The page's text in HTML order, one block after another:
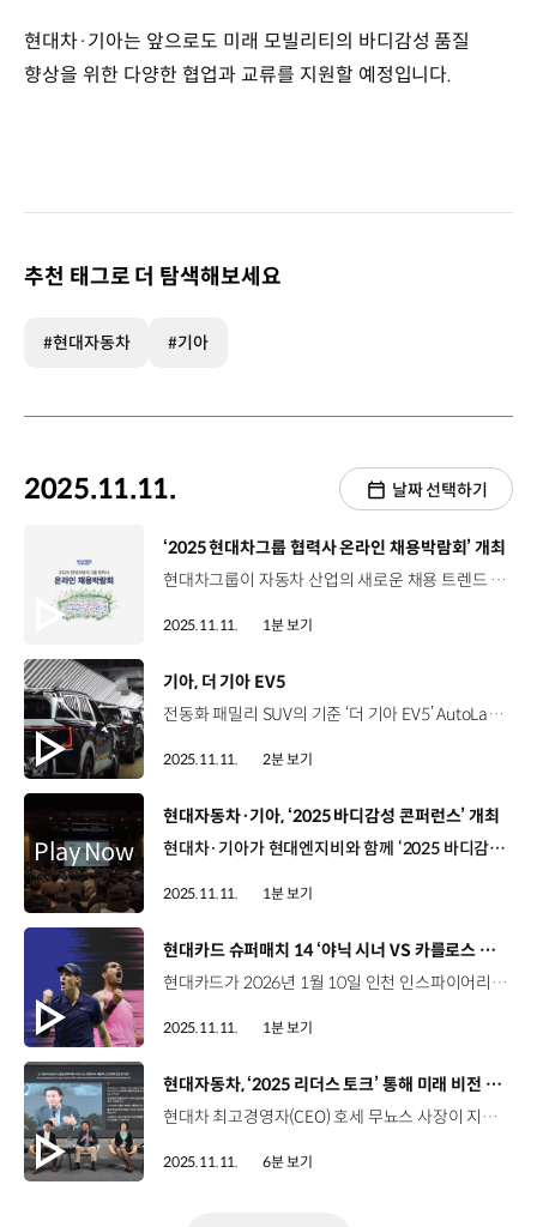
현대차·기아는 앞으로도 미래 모빌리티의 바디감성 품질
향상을 위한 다양한 협업과 교류를 지원할 예정입니다.
추천 태그로 더 탐색해보세요
#현대자동차 #기아
2025.11.11. 날짜 선택하기
[동영상]
‘2025 현대차그룹 협력사 온라인 채용박람회’ 개최
현대차그룹이 자동차 산업의 새로운 채용 트렌드 구축과 고용시장 활성화를 위해 ‘2025 현대차그룹 협력사 온라인 채용박람회’를 진행하고 있습니다. 올해로 14회째를 맞는 이번 채용박람회는 11월 3일부터 14일까지 2주간, 국내 최대 취업포털 '사람인'과 협업해 온라인 방식으로 진행되고 있는데요. 현대차·기아 부품협력사와 정비협력사, 사내 스타트업 및 현대모비스 협력사 등 600여 개 업체가 참여합니다. ‘사람인’ 홈페이지 내 ‘현대차그룹 협력사 채용관'에서는 협력사 실시간 채용정보와 AI 취업 지원 서비스, 현직자 및 전문가 상담 게시판 등이 운영되며, 온라인박람회 종료 후에는 ‘현대차그룹 협력사 채용관'을 수시채용관으로 리뉴얼해 연중 상시 운영할 예정입니다.
2025.11.11. 1분 보기
[동영상]
기아, 더 기아 EV5
전동화 패밀리 SUV의 기준 ‘더 기아 EV5’ AutoLand 광주에서 생산되는 첫 전용 전기차 EV5 기아의 5번째 전용 전기차 모델 EV5 ‘오퍼짓 유나이티드’를 구현한 강인하면서 미래지향적인 외장 디자인 정통 SUV 바디타입 기반의 뛰어난 공간 활용성 ‘패밀리카’라는 타이틀에 걸맞은 동급 최고 수준 안전· 편의 사양 고성능 NCM 배터리 적용 1회 충전 주행가능거리 460km 확보 AutoLand 광주 - EV5 생산라인 및 전용 배터리 장착 공정 라인 구축 국내 소비자 니즈에 맞춰 중국형 EV5와 차별화 철저한 관리를 통해 완벽한 품질의 EV5 생산 국내 생산 EV5 한국, 유럽, 캐나다 등의 시장에 공급 예정 “전기차 대중화를 이끌 패밀리카, 더 기아 EV5”
2025.11.11. 2분 보기
[동영상]
현대자동차·기아, ‘2025 바디감성 콘퍼런스’ 개최
현대차·기아가 현대엔지비와 함께 ‘2025 바디감성 콘퍼런스’를 개최했습니다. 바디감성 콘퍼런스는 바디 전반의 고급감 향상을 위해 연구소와 협력사가 기술 방향성에 공감대를 형성하고 협력의 기반을 다지는 자리입니다. 이번 콘퍼런스에서는 국내외 바디감성 최신 기술 동향과 실제 개발 사례 중심의 특강으로 실무에 적용 가능한 인사이트를 제공했습니다. 또한, 분과별 세미나를 통해 완성차 및 협력사의 연구개발 현황을 공유하고 자유로운 토론을 이어가며 기술 교류의 시간을 가졌습니다. 현대차·기아는 앞으로도 미래 모빌리티의 바디감성 품질 향상을 위한 다양한 협업과 교류를 지원할 예정입니다.
2025.11.11. 1분 보기
[동영상]
현대카드 슈퍼매치 14 ‘야닉 시너 VS 카를로스 알카라스’ 개최
현대카드가 2026년 1월 10일 인천 인스파이어리조트 아레나에서 ‘현대카드 슈퍼매치 14’를 개최합니다. '현대카드 슈퍼매치'는 현대카드가 자사 이름으로 처음 선보인 컬처 마케팅이자, 스포츠와 문화를 결합한 독창적인 마케팅 브랜드인데요. 이번 슈퍼매치는 약 20년간 독주 체제이던 ‘테니스 빅3 시대’의 뒤를 이은 남자 테니스 랭킹 1·2위 야닉 시너와 카를로스 알카라스의 대결로, 전 세계인이 가장 보고싶어 하는 라이벌전으로 손꼽힙니다. 이번 매치에 대한 더욱 자세한 내용은 현대카드 DIVE 앱과 홈페이지, 현대카드 공식 인스타그램 계정을 통해 확인할 수 있습니다.
2025.11.11. 1분 보기
[동영상]
현대자동차, ‘2025 리더스 토크’ 통해 미래 비전 공유
현대차 최고경영자(CEO) 호세 무뇨스 사장이 지난 5일, ‘2025 리더스 토크’를 통해 국내 임직원들과 소통의 자리를 가졌습니다. 현대차 강남대로 사옥에서 열린 이번 리더스 토크에는 호세 무뇨스 사장, 이영호 부사장, 김창환 부사장, 김혜인 부사장을 비롯해 임직원 200여 명이 참석했는데요. 온라인 생중계를 통해 현장에 자리하지 못한 7,500명 이상의 국내 임직원들도 함께했습니다. 호세 무뇨스 사장은 지난해 12월과 올해 2월에 이어 이번이 세 번째 타운홀 미팅입니다. 이날 타운홀 미팅에서 호세 무뇨스 사장은 CEO 부임 첫 해의 성과를 되돌아보며 복잡한 환경 속에서도 탁월한 결과를 달성했다며 임직원을 격려하고, 2026년 중점 추진 사업, 지역별 전략, 경쟁력 강화 및 혁신 방안 등을 공유했습니다. 호세 무뇨스 사장 / 현대자동차 대표이사연초 대비 3분기 실적을 보면 판매량이 증가하고 있습니다. 310만 대를 기록하며 전년 동기 대비 1% 증가했고, 매출액은 역대 최고 기록을 달성했습니다. 다시 한번 임직원 분들의 노고에 감사드립니다. 모두가 열심히 노력한 결과입니다. 이번 성과를 통해 ‘위기대응력’이야말로 현대차 DNA의 일부임을 증명했습니다. 발표 후 이어진 패널 토론에서는 각 분야 리더들이 참석해 글로벌 시장 기술 개발 등을 주제로 심도 깊은 이야기를 나눴습니다. 이영호 부사장은 글로벌 시장에서 부상하는 신흥 자동차 제조업체들의 경쟁력에 대한 대응 방안을 설명했습니다. 이영호 부사장 / 현대자동차 글로벌사업관리본부중국의 글로벌 성장은 가속화되고 있습니다. 주요 KPI를 중심으로 권역과 협업을 진행하고 있으며 서비스에서는 우리가 오랜 기간 축적해 온 정비 역량과 서비스 네트워크를 바탕으로 중국 업체 대비 강력한 경쟁력을 지속적으로 확대해 나가고자 합니다. 김창환 부사장은 친환경차 판매 목표 달성을 위해 연구소에서 준비하고 있는 내용을 소개했는데요. 김창환 부사장 / 현대자동차·기아 전동화에너지솔루션담당전동화 차량의 경쟁력은 결국 고객이 원하는 가치를 구현하는 기술 즉, 값이 싸고, 성능이 좋고, 안전하며, 오래 가야합니다. 물론 디자인도 좋아야 합니다. 특히 작년부터 여러분이 많이 접하고 계신 Extended Range EV ‘EREV’ 라고 불리는 기술은 엔진과 모터, 전력 변환, 배터리, 차량 이 모든 기술 총집약체라고 볼 수 있을 것 같습니다. 또한, 김혜인 부사장은 변화하는 경영 환경 속에서 임직원들이 갖춰야 할 전문성에 대해 강조했습니다. 김혜인 부사장 / 현대자동차 HR본부작년부터 여러분 ‘H-SENSE’라는 프레임워크 많이 보셨을 거예요. 각 분야의 전문성에 대해서 ‘무슨 교육을 받으면 나한테 도움이 될까’를 다 매핑해서 올려놨습니다. 전문성을 개발하고 또 다른 분야에 대한 기본적인 이해를 높일 수 있게 해주는 부분인 것 같습니다. 임직원의 질문에 리더들이 직접 답하는 소통의 시간도 마련됐습니다. 한수현 매니저 / 현대자동차 국내사업인사팀최근 전동화가 빠르게 확산되면서 고객들의 기대치도 굉장히 높아지고 있는 반면에 고객들의 안전에 대한 우려도 매우 커지고 있는 상황인 것 같습니다. 현대에서 준비 중인 것이 있는지 여쭙고 싶습니다. 김창환 부사장 / 현대자동차 전동화에너지솔루션담당안전에 대한 부분들 그리고 또 배터리 협력사들과 저희가 TFT를 통해서 품질에 대한, 생산 과정 중에 불량률을 현장에서 줄이는 액티비티까지 해서 ‘가장 안전한 차는 현대차’라고 인식될 수 있도록 연구소에서 엔지니어들이 최선을 다할 테니 지켜봐 주셨으면 좋겠습니다. 안영주 매니저 / 현대자동차 국내사업전략팀회사의 성장이 구성원들에게 어떤 기회로 다가올 수 있을지 한 번 여쭙고 싶습니다. 김혜인 부사장 / 현대자동차 HR본부진출하지 않았던 시장에 진출하는 것들이 회사로서도 성장하는 것이지만 직원들의 성장 기회 됩니다. 결국은 회사 성장이 개인 성장으로 자연스럽게 이어질 수밖에 없고 거기서 조금 더 증폭되는 효과를 얻기 위해서 러닝 서포트 같은 것도 함께 지원하고 있다고 말씀드리고 싶습니다. 자유로운 분위기 속에 1시간 30여 분간 진행된 이날 타운홀 미팅은 호세 무뇨스 사장이 현대차의 비전에 대해 다시 한번 강조하며 마무리됐습니다. 호세 무뇨스 사장 / 현대자동차 대표이사우리에게는 ‘인류를 위한 진보(Progress for Humanity)’라는 명확한 비전이 있고, 그 목표에 도달하기 위한 모든 요소를 갖추고 있습니다. 자동차 산업에 필요한 훌륭한 제품과 디자인, 뛰어난 기술력, 탄탄한 유통망, 훌륭한 딜러와 파트너들이 있습니다. 그 무엇보다도 훌륭한 임직원들이 많습니다. 덕분에 ‘아, 정말 든든하다’는 생각이 듭니다. 임직원 여러분 감사합니다. 지금처럼 계속 노력해 주세요. 감사합니다. 현대차는 앞으로도 타운홀 미팅 등을 통해 회사의 경영전략과 미래 비전을 공유하고 임직원과의 소통을 강화할 계획입니다.
2025.11.11. 6분 보기